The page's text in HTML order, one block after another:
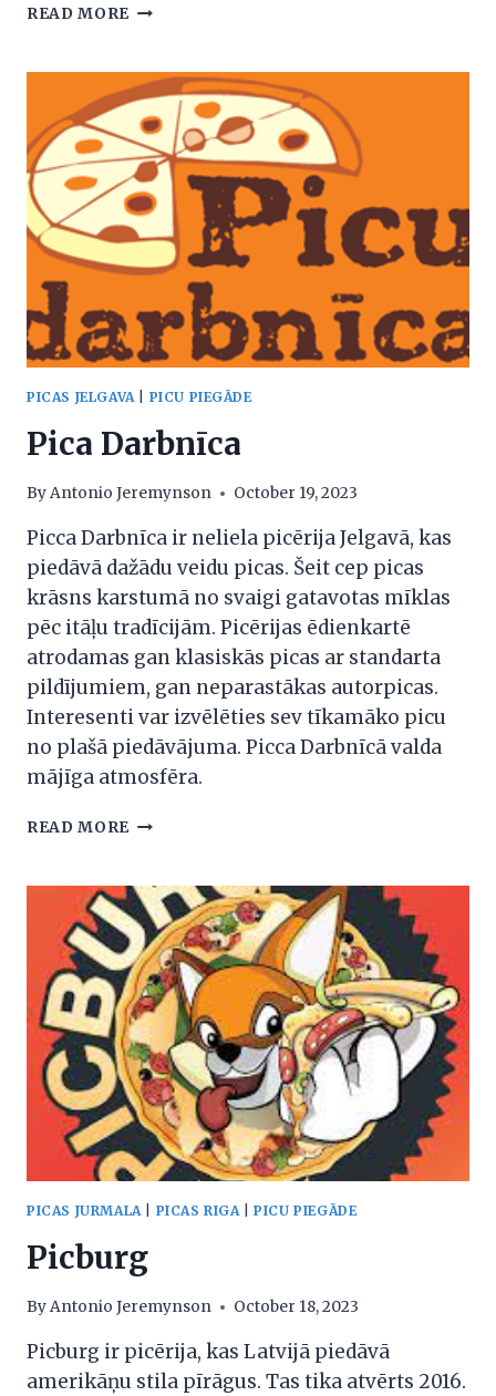
READ MORE EXPRESS
PICAS JELGAVA PICU PIEGĀDE
Pica Darbnīca
ByAntonio Jeremynson October 19, 2023
Picca Darbnīca ir neliela picērija Jelgavā, kas
piedāvā dažādu veidu picas. Šeit cep picas
krāsns karstumā no svaigi gatavotas mīklas
pēc itāļu tradīcijām. Picērijas ēdienkartē
atrodamas gan klasiskās picas ar standarta
pildījumiem, gan neparastākas autorpicas.
Interesenti var izvēlēties sev tīkamāko picu
no plašā piedāvājuma. Picca Darbnīcā valda
mājīga atmosfēra.
READ MORE PICA
PICAS JURMALA PICAS RIGA |PICU PIEGĀDE
Picburg
ByAntonio Jeremynson October 18, 2023
Picburg ir picērija, kas Latvijā piedāvā
amerikāņu stila pīrāgus. Tas tika atvērts 2016.